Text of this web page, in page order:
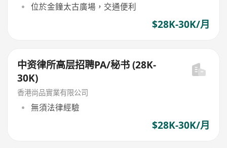
位於金鐘太古廣場，交通便利
$28K-30K/月
中资律所高层招聘PA/秘书 (28K-
30K)
香港尚品實業有限公司
無須法律經驗
$28K-30K/月